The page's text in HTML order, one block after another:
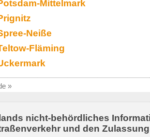
Mittelmark
Neiße
Fläming
»
nicht-behördliches
und den